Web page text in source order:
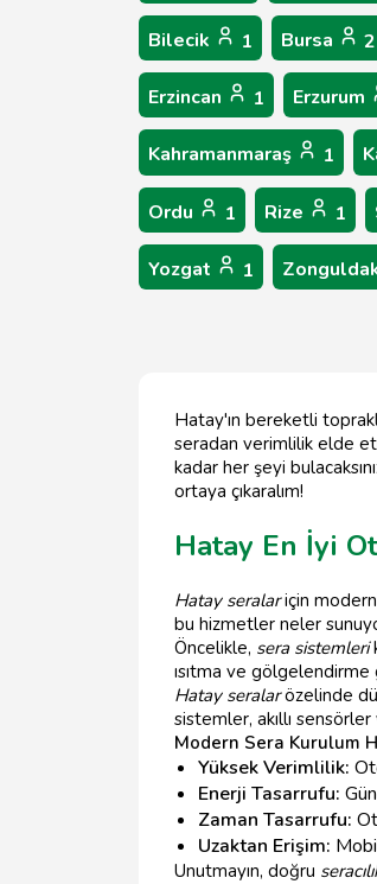
Bilecik 1 Bursa 2
Erzincan 1 Erzurum
Kahramanmaraş 1
Ordu 1 Rize 1
Yozgat 1
Hatay'ın bereketli
seradan verimlilik elde
kadar her şeyi
ortaya çıkaralım!
Hatay En İyi
Hatay seralariçin
bu hizmetler neler
Öncelikle, sera sistemleri
ısıtma ve
Hatay seralarözelinde
sistemler, akıllı
Modern Sera Kurulum
Yüksek Verimlilik:
Enerji Tasarrufu:
Zaman Tasarrufu:
Uzaktan Erişim:
Unutmayın, doğru